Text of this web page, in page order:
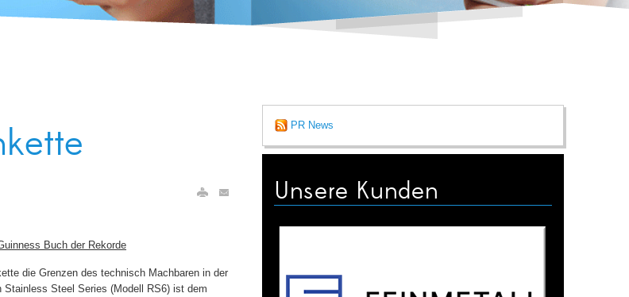
Buch der Rekorde
die Grenzen des technisch Machbaren in der
Steel Series (Modell RS6) ist dem
PR News
Unsere Kunden